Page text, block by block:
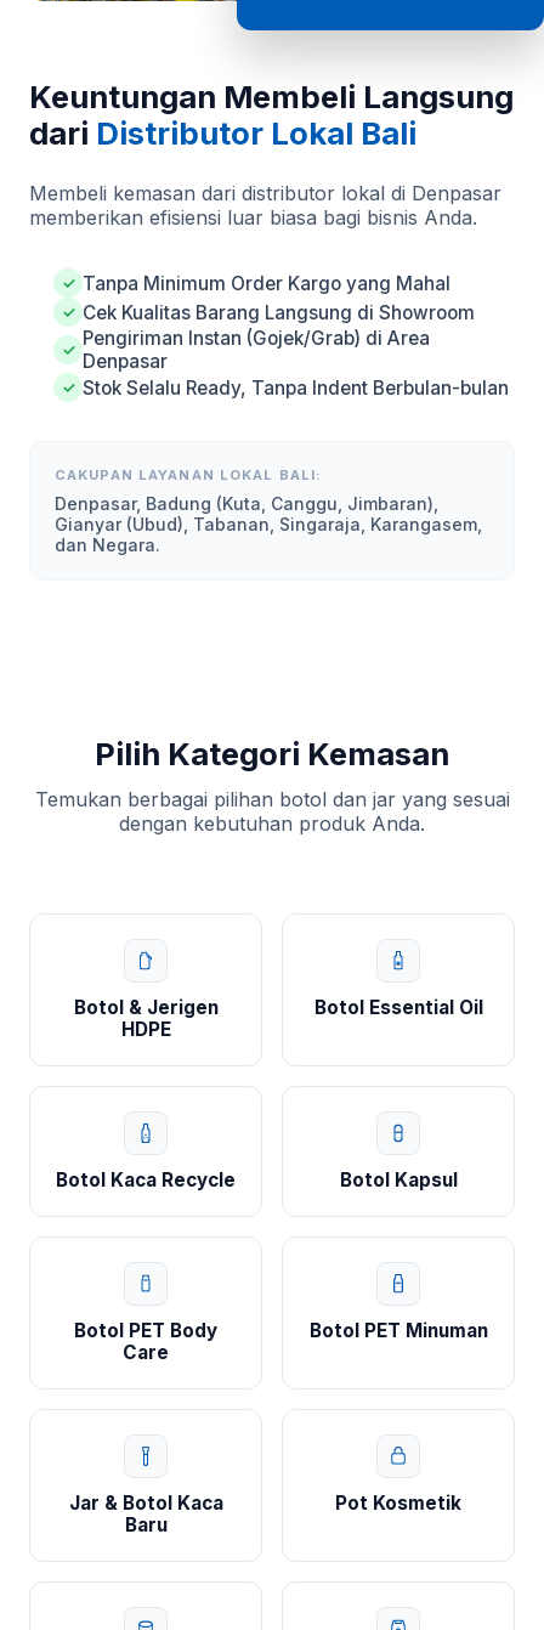
Keuntungan Membeli Langsung
dari Distributor Lokal Bali
Membeli kemasan dari distributor lokal di Denpasar
memberikan efisiensi luar biasa bagi bisnis Anda.
✓ Tanpa Minimum Order Kargo yang Mahal
✓ Cek Kualitas Barang Langsung di Showroom
✓ Pengiriman Instan (Gojek/Grab) di Area
Denpasar
✓ Stok Selalu Ready, Tanpa Indent Berbulan-bulan
CAKUPAN LAYANAN LOKAL BALI:
Denpasar, Badung (Kuta, Canggu, Jimbaran),
Gianyar (Ubud), Tabanan, Singaraja, Karangasem,
dan Negara.
Pilih Kategori Kemasan
Temukan berbagai pilihan botol dan jar yang sesuai
dengan kebutuhan produk Anda.
Botol & Jerigen
HDPE
Botol Essential Oil
Botol Kaca Recycle Botol Kapsul
Botol PET Body
Care
Botol PET Minuman
Jar & Botol Kaca
Baru
Pot Kosmetik